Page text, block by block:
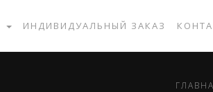
ИНДИВИДУАЛЬНЫЙ ЗАКАЗ